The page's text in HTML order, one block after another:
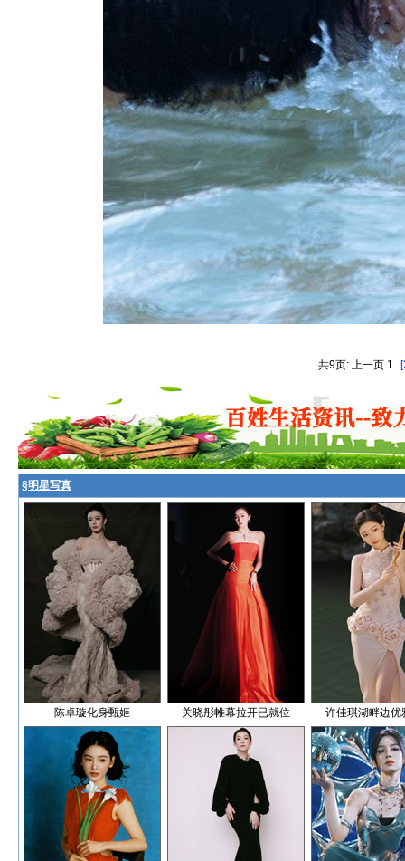
共9页: 上一页 1
§明星写真
陈卓璇化身甄姬 关晓彤帷幕拉开已就位 许佳琪湖畔边优